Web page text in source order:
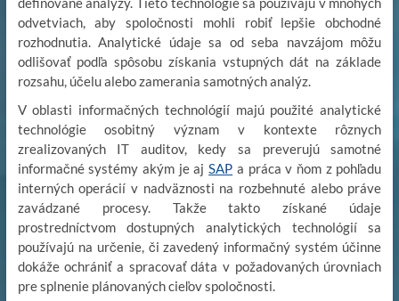
odvetviach, aby spoločnosti mohli robiť lepšie obchodné
rozhodnutia. Analytické údaje sa od seba navzájom môžu
odlišovať podľa spôsobu získania vstupných dát na základe
rozsahu, účelu alebo zamerania samotných analýz.
V oblasti informačných technológií majú použité analytické
technológie osobitný význam v kontexte rôznych
zrealizovaných IT auditov, kedy sa preverujú samotné
informačné systémy akým je aj SAP a práca v ňom z pohľadu
interných operácií v nadväznosti na rozbehnuté alebo práve
zavádzané procesy. Takže takto získané údaje
prostredníctvom dostupných analytických technológií sa
používajú na určenie, či zavedený informačný systém účinne
dokáže ochrániť a spracovať dáta v požadovaných úrovniach
pre splnenie plánovaných cieľov spoločnosti.